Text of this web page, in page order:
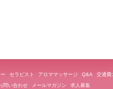
セラピスト アロママッサージ Q&A
交通費
問い合わせ メールマガジン 求人募集